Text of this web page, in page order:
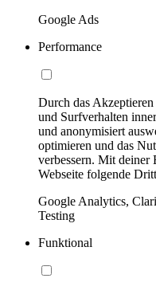
Google Ads
Performance
Durch das
und Surfverhalten
und anonymisiert
optimieren und das
verbessern. Mit
Webseite folgende
Google Analytics,
Testing
Funktional